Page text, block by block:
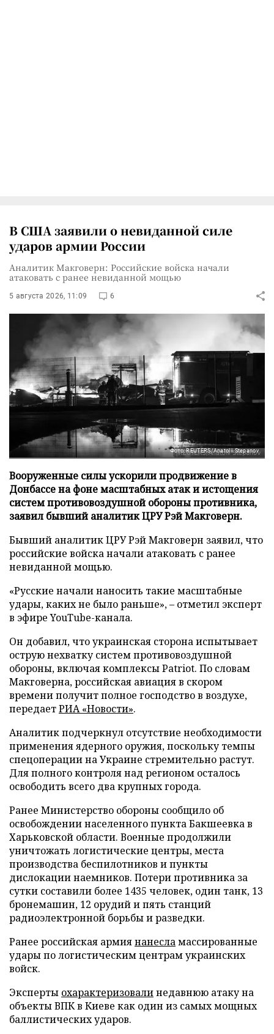
В США заявили о невиданной силе
ударов армии России
Аналитик Макговерн: Российские войска начали
атаковать с ранее невиданной мощью
5 августа 2026, 11:09 6
Фото: REUTERS/Anatolii Stepanov
Вооруженные силы ускорили продвижение в
Донбассе на фоне масштабных атак и истощения
систем противовоздушной обороны противника,
заявил бывший аналитик ЦРУ Рэй Макговерн.
Бывший аналитик ЦРУ Рэй Макговерн заявил, что
российские войска начали атаковать с ранее
невиданной мощью.
«Русские начали наносить такие масштабные
удары, каких не было раньше», – отметил эксперт
в эфире YouTube-канала.
Он добавил, что украинская сторона испытывает
острую нехватку систем противовоздушной
обороны, включая комплексы Patriot. По словам
Макговерна, российская авиация в скором
времени получит полное господство в воздухе,
передаетРИА «Новости».
Аналитик подчеркнул отсутствие необходимости
применения ядерного оружия, поскольку темпы
спецоперации на Украине стремительно растут.
Для полного контроля над регионом осталось
освободить всего два крупных города.
Ранее Министерство обороны сообщило об
освобождении населенного пункта Бакшеевка в
Харьковской области. Военные продолжили
уничтожать логистические центры, места
производства беспилотников и пункты
дислокации наемников. Потери противника за
сутки составили более 1435 человек, один танк, 13
бронемашин, 12 орудий и пять станций
радиоэлектронной борьбы и разведки.
Ранее российская армиянанесламассированные
удары по логистическим центрам украинских
войск.
Эксперты охарактеризовалинедавнюю атаку на
объекты ВПК в Киеве как один из самых мощных
баллистических ударов.